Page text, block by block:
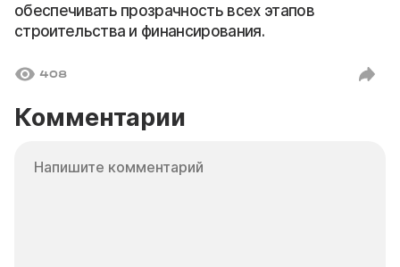
обеспечивать прозрачность всех этапов
строительства и финансирования.
408
Комментарии